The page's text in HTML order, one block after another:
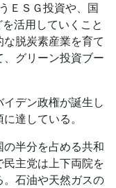
ＥＳＧ投資や、国
活用していくこと
脱炭素産業を育て
グリーン投資ブー
デン政権が誕生し
達している。
半分を占める共和
主党は上下両院を
石油や天然ガスの